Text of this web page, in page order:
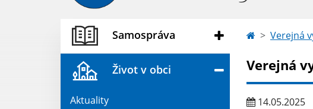
Samospráva
Život v obci
Aktuality
Verejná
Verejná
14.05.2025